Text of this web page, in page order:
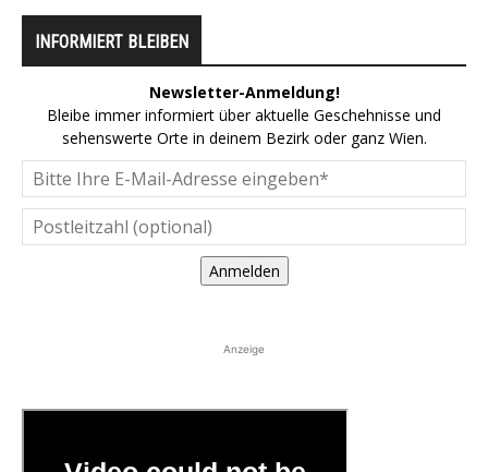
INFORMIERT BLEIBEN
Newsletter-Anmeldung!
Bleibe immer informiert über aktuelle Geschehnisse und
sehenswerte Orte in deinem Bezirk oder ganz Wien.
Anmelden
Anzeige